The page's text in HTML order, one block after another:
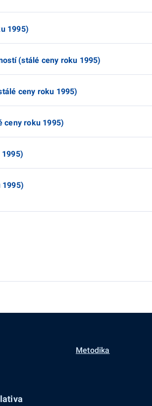
1995)
(stálé ceny roku 1995)
ceny roku 1995)
ceny roku 1995)
1995)
Metodika